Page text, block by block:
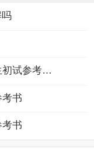
河北大学27年外国语学院研究生招生初试参考书目调整
书
书